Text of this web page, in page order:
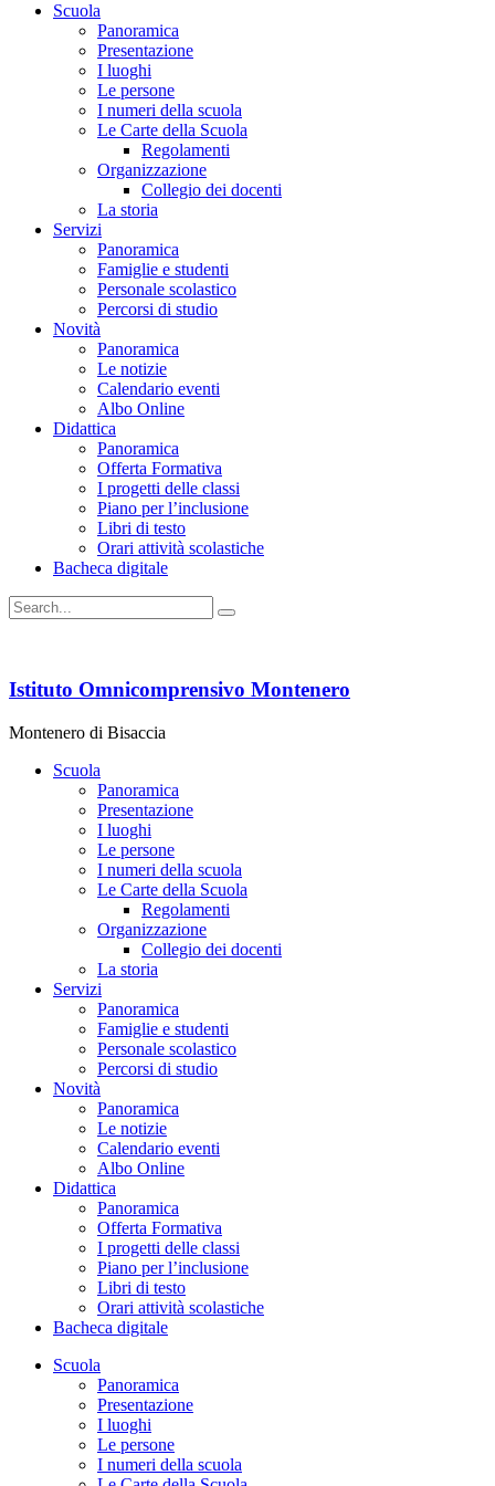
Scuola
Panoramica
Presentazione
I luoghi
Le persone
I numeri della scuola
Le Carte della Scuola
Regolamenti
Organizzazione
Collegio dei docenti
La storia
Servizi
Panoramica
Famiglie e studenti
Personale scolastico
Percorsi di studio
Novità
Panoramica
Le notizie
Calendario eventi
Albo Online
Didattica
Panoramica
Offerta Formativa
I progetti delle classi
Piano per l’inclusione
Libri di testo
Orari attività scolastiche
Bacheca digitale
Istituto Omnicomprensivo Montenero
Montenero di Bisaccia
Scuola
Panoramica
Presentazione
I luoghi
Le persone
I numeri della scuola
Le Carte della Scuola
Regolamenti
Organizzazione
Collegio dei docenti
La storia
Servizi
Panoramica
Famiglie e studenti
Personale scolastico
Percorsi di studio
Novità
Panoramica
Le notizie
Calendario eventi
Albo Online
Didattica
Panoramica
Offerta Formativa
I progetti delle classi
Piano per l’inclusione
Libri di testo
Orari attività scolastiche
Bacheca digitale
Scuola
Panoramica
Presentazione
I luoghi
Le persone
I numeri della scuola